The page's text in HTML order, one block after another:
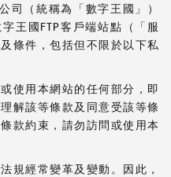
司（統稱為「數字王國」）
王國FTP客戶端站點（「服
條件，包括但不限於以下私
使用本網站的任何部分，即
該等條款及同意受該等條
款約束，請勿訪問或使用本
規經常變革及變動。因此，